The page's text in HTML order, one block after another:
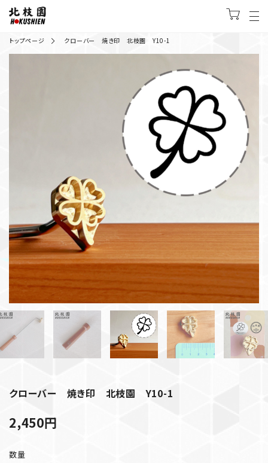
トップページ クローバー 焼き印 北枝園 Y10-1
クローバー 焼き印 北枝園 Y10-1
2,450円
数量